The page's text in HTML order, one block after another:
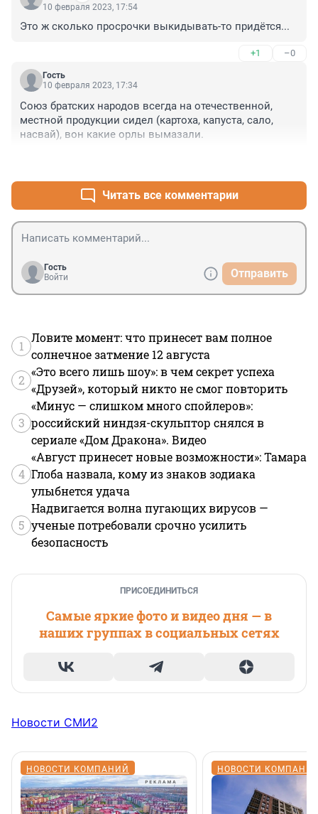
10 февраля 2023, 17:54
Это ж сколько просрочки выкидывать-то придётся...
+1 –0
Гость
10 февраля 2023, 17:34
Союз братских народов всегда на отечественной,
местной продукции сидел (картоха, капуста, сало,
насвай), вон какие орлы вымазали.
Читать все комментарии
Гость
Войти
Отправить
1
Ловите момент: что принесет вам полное
солнечное затмение 12 августа
2
«Это всего лишь шоу»: в чем секрет успеха
«Друзей», который никто не смог повторить
3
«Минус — слишком много спойлеров»:
российский ниндзя-скульптор снялся в
сериале «Дом Дракона». Видео
4
«Август принесет новые возможности»: Тамара
Глоба назвала, кому из знаков зодиака
улыбнется удача
5
Надвигается волна пугающих вирусов —
ученые потребовали срочно усилить
безопасность
ПРИСОЕДИНИТЬСЯ
Самые яркие фото и видео дня — в
наших группах в социальных сетях
Новости СМИ2
НОВОСТИ КОМПАНИЙ НОВОСТИ